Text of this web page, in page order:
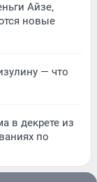
Айзе,
новые
— что
в декрете из
по